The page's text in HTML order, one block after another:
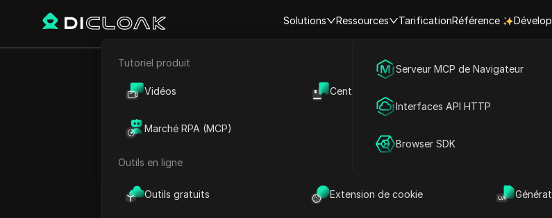
Solutions
E-commerce Marketing des médias sociaux
Publicité
Partage de compte
Ressources
Tutoriel produit
Vidéos Centre d'aide
Marché RPA (MCP)
Outils en ligne
Outils gratuits Extension de cookie
TarificationRéférence
Serveur MCP de Navigateur
Interfaces API HTTP
Browser SDK
Asie
Liban Heure | Heure actuelle dans